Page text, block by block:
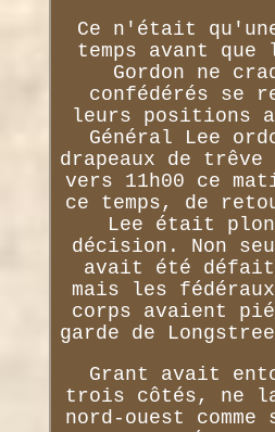
Ce n'était
temps avant que
Gordon ne
confédérés se
leurs positions
Général Lee
drapeaux de trêve
vers 11h00 ce
ce temps, de
Lee était
décision. Non
avait été
mais les
corps avaient
garde de
Grant avait
trois côtés, ne
nord-ouest